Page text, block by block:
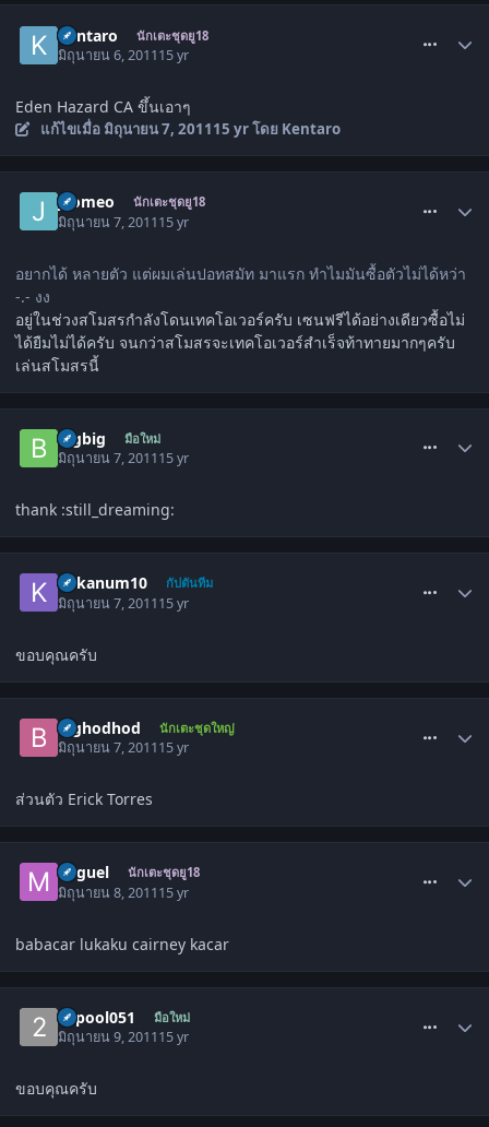
Kentaro นักเตะชุดยู18
มิถุนายน 6, 201115 yr
Eden Hazard CA ขึ้นเอาๆ
แก้ไขเมื่อ มิถุนายน 7, 201115 yrโดย Kentaro
j2omeo นักเตะชุดยู18
มิถุนายน 7, 201115 yr
อยากได้ หลายตัว แต่ผมเล่นปอทสมัท มาแรก ทำไมมันซื้อตัวไม่ได้หว่า
-.- งง
อยู่ในช่วงสโมสรกำลังโดนเทคโอเวอร์ครับ เซนฟรีได้อย่างเดียวซื้อไม่
ได้ยืมไม่ได้ครับ จนกว่าสโมสรจะเทคโอเวอร์สำเร็จท้าทายมากๆครับ
เล่นสโมสรนี้
bigbig มือใหม่
มิถุนายน 7, 201115 yr
thank :still_dreaming:
kakanum10 กัปตันทีม
มิถุนายน 7, 201115 yr
ขอบคุณครับ
bighodhod นักเตะชุดใหญ่
มิถุนายน 7, 201115 yr
ส่วนตัว Erick Torres
Miguel นักเตะชุดยู18
มิถุนายน 8, 201115 yr
babacar lukaku cairney kacar
23pool051 มือใหม่
มิถุนายน 9, 201115 yr
ขอบคุณครับ